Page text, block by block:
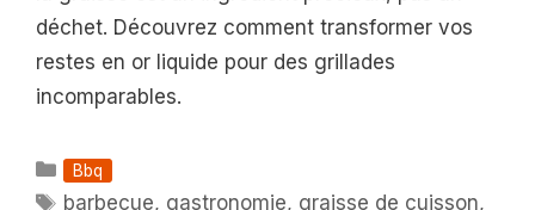
déchet. Découvrez comment transformer vos
restes en or liquide pour des grillades
incomparables.
Catégories
Bbq
Étiquettes
barbecue, gastronomie, graisse de cuisson,